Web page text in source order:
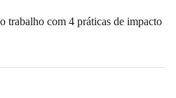
trabalho com 4 práticas de impacto